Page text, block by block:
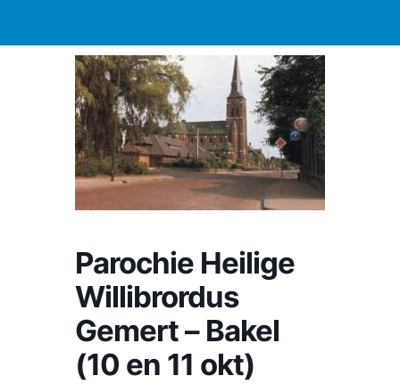
Parochie Heilige
Willibrordus
Gemert – Bakel
(10 en 11 okt)